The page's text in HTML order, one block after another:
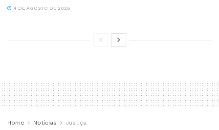
4 DE AGOSTO DE 2026
Home Notícias Justiça